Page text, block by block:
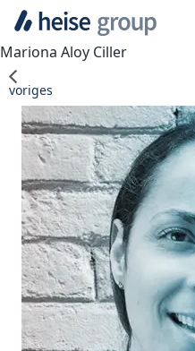
Mariona Aloy Ciller
voriges